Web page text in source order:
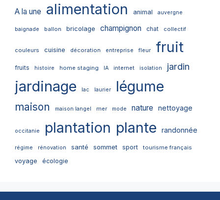
A la une alimentation animal auvergne
baignade ballon bricolage champignon chat collectif
couleurs cuisine décoration entreprise fleur fruit
fruits histoire home staging IA internet isolation jardin
jardinage lac laurier légume
maison maison langel mer mode nature nettoyage
occitanie plantation plante randonnée
régime rénovation santé sommet sport tourisme français
voyage écologie